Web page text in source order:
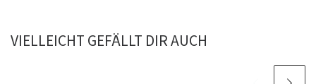
VIELLEICHT GEFÄLLT DIR AUCH